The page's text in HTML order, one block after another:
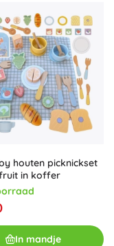
houten picknickset
in koffer
In mandje